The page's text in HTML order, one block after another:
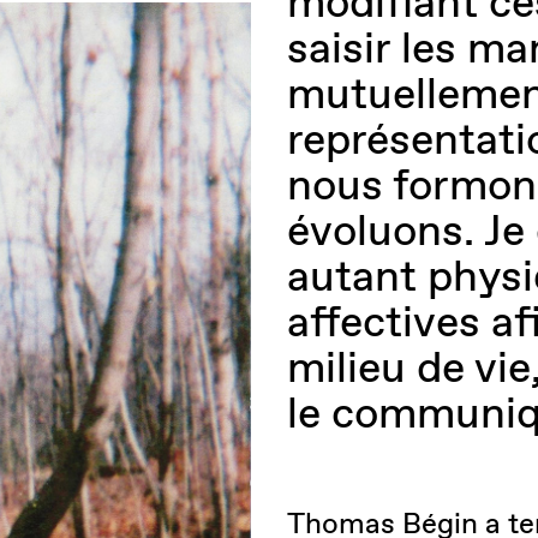
saisir les
nous
évoluons.
autant
affectives
milieu de
le
Thomas Bégin a